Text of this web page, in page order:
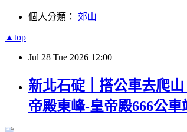
個人分類： 郊山
▲top
Jul 28 Tue 2026 12:00
新北石碇｜搭公車去爬
帝殿東峰-皇帝殿666公車